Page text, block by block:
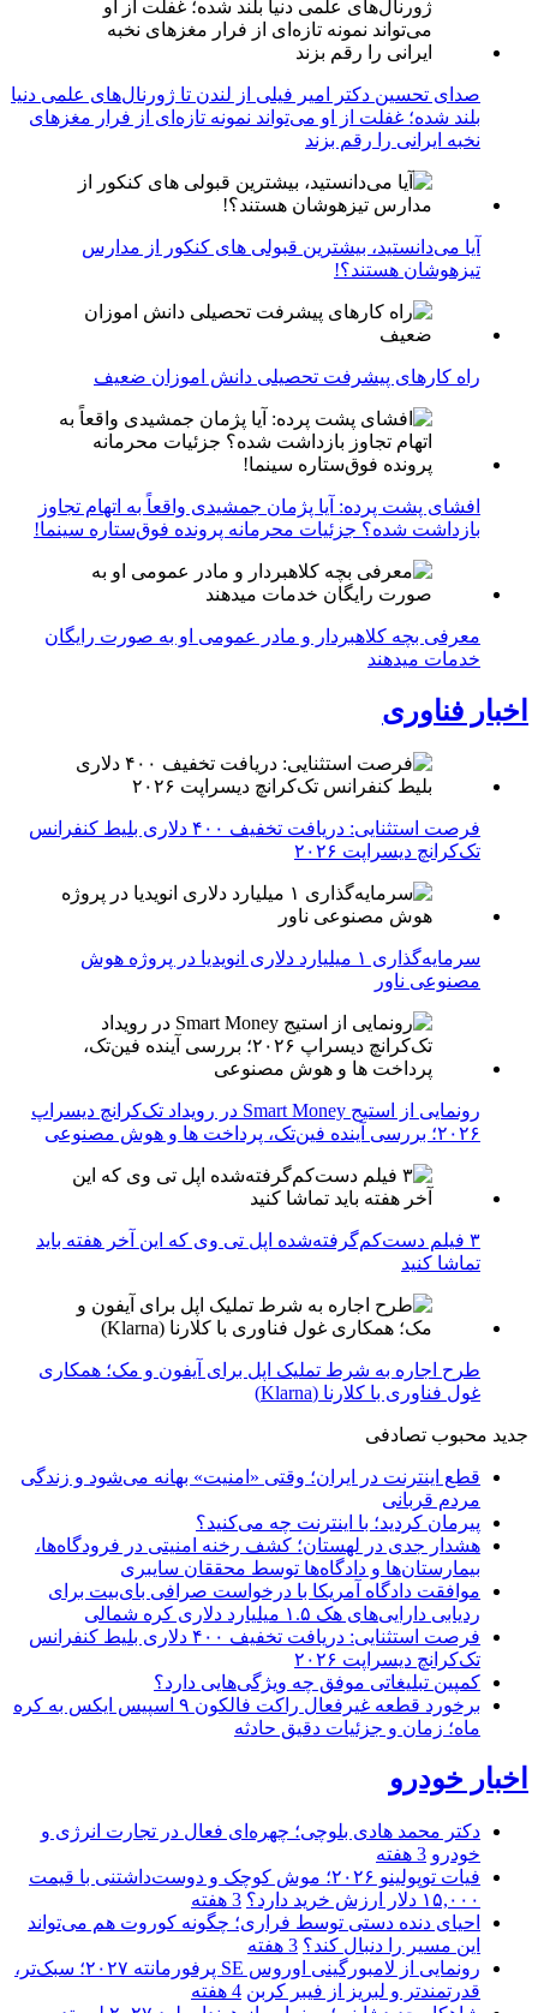
صدای تحسین دکتر امیر فیلی از لندن تا ژورنال‌های علمی دنیا
بلند شده؛ غفلت از او می‌تواند نمونه تازه‌ای از فرار مغزهای
نخبه ایرانی را رقم بزند
آیا می‌دانستید، بیشترین قبولی های کنکور از مدارس
تیزهوشان هستند؟!
راه کارهای پیشرفت تحصیلی دانش اموزان ضعیف
افشای پشت پرده: آیا پژمان جمشیدی واقعاً به اتهام تجاوز
بازداشت شده؟ جزئیات محرمانه پرونده فوق‌ستاره سینما!
معرفی بچه کلاهبردار و مادر عمومی او به صورت رایگان
خدمات میدهند
اخبار فناوری
فرصت استثنایی: دریافت تخفیف ۴۰۰ دلاری بلیط کنفرانس
تک‌کرانچ دیسراپت ۲۰۲۶
سرمایه‌گذاری ۱ میلیارد دلاری انویدیا در پروژه هوش
مصنوعی ناور
رونمایی از استیج Smart Money در رویداد تک‌کرانچ دیسراپ
۲۰۲۶؛ بررسی آینده فین‌تک، پرداخت‌ ها و هوش مصنوعی
۳ فیلم دست‌کم‌گرفته‌شده اپل تی وی که این آخر هفته باید
تماشا کنید
طرح اجاره به شرط تملیک اپل برای آیفون و مک؛ همکاری
غول فناوری با کلارنا (Klarna)
جدید محبوب تصادفی
قطع اینترنت در ایران؛ وقتی «امنیت» بهانه می‌شود و زندگی
مردم قربانی
پیرمان کردید؛ با اینترنت چه می‌کنید؟
هشدار جدی در لهستان؛ کشف رخنه امنیتی در فرودگاه‌ها،
بیمارستان‌ها و دادگاه‌ها توسط محققان سایبری
موافقت دادگاه آمریکا با درخواست صرافی بای‌بیت برای
ردیابی دارایی‌های هک ۱.۵ میلیارد دلاری کره شمالی
فرصت استثنایی: دریافت تخفیف ۴۰۰ دلاری بلیط کنفرانس
تک‌کرانچ دیسراپت ۲۰۲۶
کمپین تبلیغاتی موفق چه ویژگی‌هایی دارد؟
برخورد قطعه غیرفعال راکت فالکون ۹ اسپیس ایکس به کره
ماه؛ زمان و جزئیات دقیق حادثه
اخبار خودرو
دکتر محمد هادی بلوچی؛ چهره‌ای فعال در تجارت انرژی و
خودرو 3 هفته
فیات توپولینو ۲۰۲۶؛ موش کوچک و دوست‌داشتنی با قیمت
۱۵,۰۰۰ دلار ارزش خرید دارد؟
3 هفته
احیای دنده دستی توسط فراری؛ چگونه کوروت هم می‌تواند
این مسیر را دنبال کند؟ 3 هفته
رونمایی از لامبورگینی اوروس SE پرفورمانته ۲۰۲۷؛ سبک‌تر،
قدرتمندتر و لبریز از فیبر کربن 4 هفته